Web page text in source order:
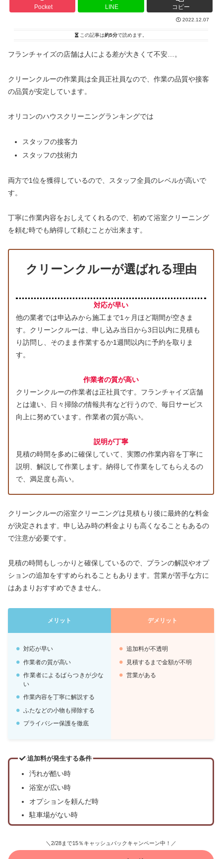
Pocket LINE コピー
2022.12.07
この記事は約5分で読めます。
フランチャイズの店舗は人による差が大きくて不安…。
クリーンクルーの作業員は全員正社員なので、作業の品質や接客
の品質が安定しています。
オリコンのハウスクリーニングランキングでは
スタッフの接客力
スタッフの技術力
両方で1位を獲得しているので、スタッフ全員のレベルが高いで
す。
丁寧に作業内容をおしえてくれるので、初めて浴室クリーニング
を頼む時でも納得して頼むことが出来ます。
クリーンクルーが選ばれる理由
対応が早い
他の業者では申込みから施工まで1ヶ月ほど期間が空きま
す。クリーンクルーは、申し込み当日から3日以内に見積も
り訪問し、そのまま作業するか1週間以内に予約を取りま
す。
作業者の質が高い
クリーンクルーの作業者は正社員です。フランチャイズ店舗
とは違い、日々掃除の情報共有など行うので、毎日サービス
向上に努めています。作業者の質が高い。
説明が丁寧
見積の時間を多めに確保していて、実際の作業内容を丁寧に
説明、解説して作業します。納得して作業をしてもらえるの
で、満足度も高い。
クリーンクルーの浴室クリーニングは見積もり後に最終的な料金
が決定されます。申し込み時の料金よりも高くなることもあるの
で注意が必要です。
見積の時間もしっかりと確保しているので、プランの解説やオプ
ションの追加をすすめられることもあります。営業が苦手な方に
はあまりおすすめできません。
メリット デメリット
対応が早い
作業者の質が高い
作業者によるばらつきが少な
い
作業内容を丁寧に解説する
ふたなどの小物も掃除する
プライバシー保護を徹底
追加料が不透明
見積するまで金額が不明
営業がある
追加料が発生する条件
汚れが酷い時
浴室が広い時
オプションを頼んだ時
駐車場がない時
＼2/28まで15％キャッシュバックキャンペーン中！／